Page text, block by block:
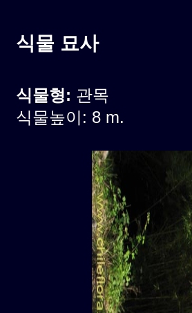
식물 묘사
식물형: 관목
식물높이: 8 m.